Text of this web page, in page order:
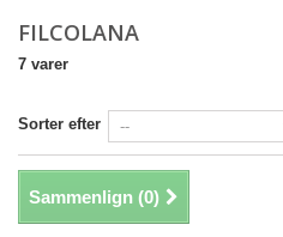
FILCOLANA
7 varer
Sorter efter
Sammenlign (0)